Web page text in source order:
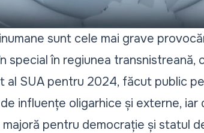
sunt cele mai grave
special în regiunea transnistreană,
al SUA pentru 2024, făcut public
influențe oligarhice și externe, iar
pentru democrație și statul